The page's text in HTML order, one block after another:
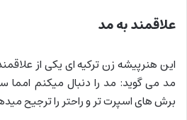
علاقمند به مد
این هنرپیشه زن ترکیه ای یکی از
مد می گوید: مد را دنبال میکنم امما
برش های اسپرت تر و راحتر را ترجیح